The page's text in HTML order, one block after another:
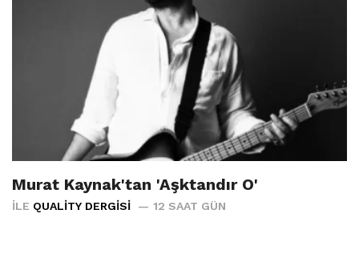
Murat Kaynak'tan 'Aşktandır O'
İLE QUALITY DERGISI 12 SAAT GÜN